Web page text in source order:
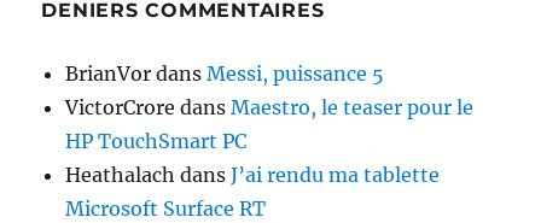
DENIERS COMMENTAIRES
BrianVor dansMessi, puissance 5
VictorCrore dansMaestro, le teaser pour le
HP TouchSmart PC
Heathalach dansJ’ai rendu ma tablette
Microsoft Surface RT